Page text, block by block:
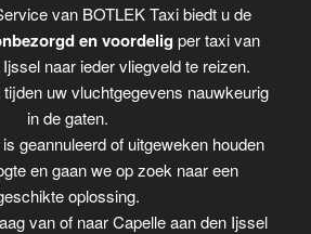
van BOTLEK Taxi biedt u de
en voordelig per taxi van
naar ieder vliegveld te reizen.
uw vluchtgegevens nauwkeurig
in de gaten.
geannuleerd of uitgeweken houden
en gaan we op zoek naar een
oplossing.
van of naar Capelle aan den Ijssel